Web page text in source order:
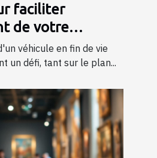
faciliter
de votre
de vie
véhicule en fin de vie
un défi, tant sur le plan...